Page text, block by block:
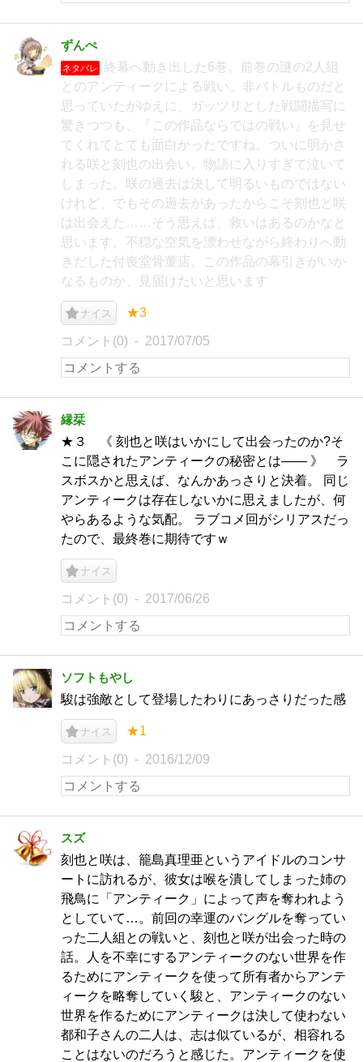
ずんぺ
ネタバレ
終幕へ動き出した6巻。前巻の謎の2人組
とのアンティークによる戦い。非バトルものだと
思っていたがゆえに、ガッツリとした戦闘描写に
驚きつつも、『この作品ならではの戦い』を見せ
てくれてとても面白かったですね。ついに明かさ
れる咲と刻也の出会い。物語に入りすぎて泣いて
しまった。咲の過去は決して明るいものではない
けれど、でもその過去があったからこそ刻也と咲
は出会えた……そう思えば、救いはあるのかなと
思います。不穏な空気を漂わせながら終わりへ動
きだした付喪堂骨董店。この作品の幕引きがいか
なるものか、見届けたいと思います
ナイス ★3
コメント(0) 2017/07/05
縁栞
★３ 《 刻也と咲はいかにして出会ったのか?そ
こに隠されたアンティークの秘密とは―― 》 ラ
スボスかと思えば、なんかあっさりと決着。 同じ
アンティークは存在しないかに思えましたが、何
やらあるような気配。 ラブコメ回がシリアスだっ
たので、最終巻に期待ですｗ
ナイス
コメント(0) 2017/06/26
ソフトもやし
駿は強敵として登場したわりにあっさりだった感
ナイス ★1
コメント(0) 2016/12/09
スズ
刻也と咲は、籠島真理亜というアイドルのコンサ
ートに訪れるが、彼女は喉を潰してしまった姉の
飛鳥に「アンティーク」によって声を奪われよう
としていて…。前回の幸運のバングルを奪ってい
った二人組との戦いと、刻也と咲が出会った時の
話。人を不幸にするアンティークのない世界を作
るためにアンティークを使って所有者からアンテ
ィークを略奪していく駿と、アンティークのない
世界を作るためにアンティークは決して使わない
都和子さんの二人は、志は似ているが、相容れる
ことはないのだろうと感じた。アンティークを使